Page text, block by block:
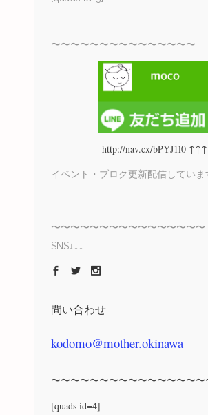
〜〜〜〜〜〜〜〜〜〜〜〜〜〜〜
http://nav.cx/bPYJ1l0 ↑↑↑
イベント・ブロク更新配信していま
〜〜〜〜〜〜〜〜〜〜〜〜〜〜〜
SNS↓↓↓
問い合わせ
kodomo@mother.okinawa
〜〜〜〜〜〜〜〜〜〜〜〜〜〜〜〜
[quads id=4]